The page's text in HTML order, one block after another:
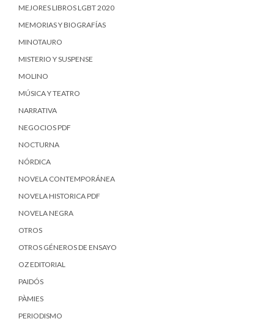
MEJORES LIBROS LGBT 2020
MEMORIAS Y BIOGRAFÍAS
MINOTAURO
MISTERIO Y SUSPENSE
MOLINO
MÚSICA Y TEATRO
NARRATIVA
NEGOCIOS PDF
NOCTURNA
NÓRDICA
NOVELA CONTEMPORÁNEA
NOVELA HISTORICA PDF
NOVELA NEGRA
OTROS
OTROS GÉNEROS DE ENSAYO
OZ EDITORIAL
PAIDÓS
PÀMIES
PERIODISMO